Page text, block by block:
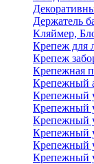
Держатель
Кляймер,
Крепеж для
Крепеж
Крепежная
Крепежный
Крепежный
Крепежный
Крепежный
Крепежный
Крепежный
Крепежный